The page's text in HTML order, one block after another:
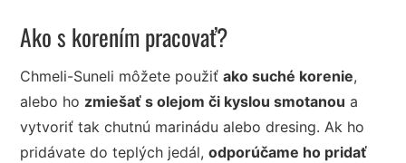
Ako s korením pracovať?
Chmeli-Suneli môžete použiťako suché korenie,
alebo ho zmiešať s olejom či kyslou smotanou a
vytvoriť tak chutnú marinádu alebo dresing. Ak ho
pridávate do teplých jedál,odporúčame ho pridať